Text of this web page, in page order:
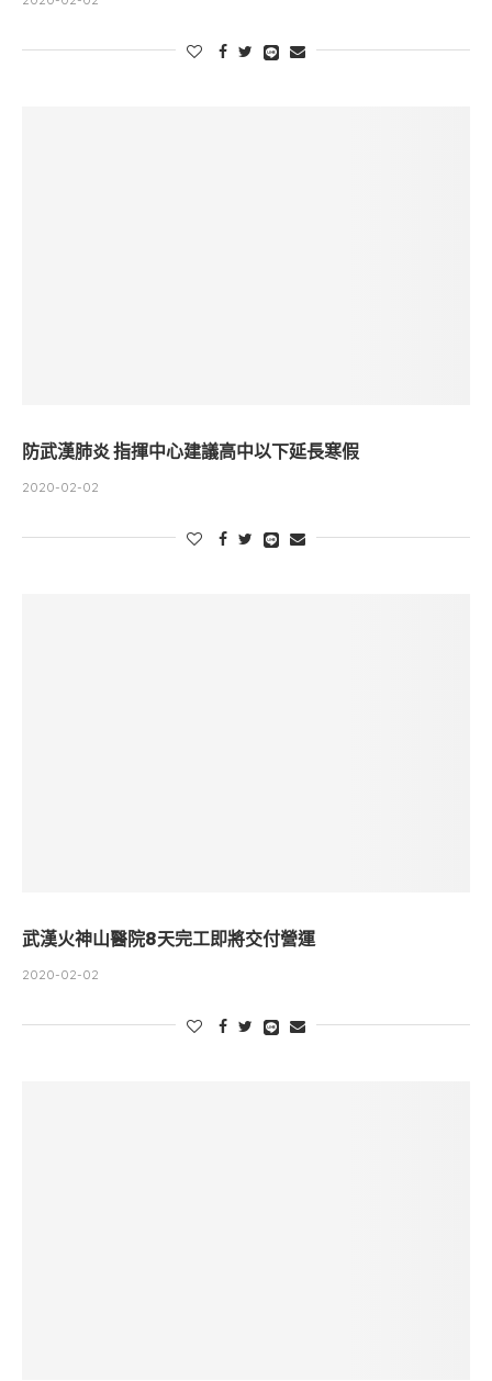
防武漢肺炎 指揮中心建議高中以下延長寒假
2020-02-02
武漢火神山醫院8天完工即將交付營運
2020-02-02